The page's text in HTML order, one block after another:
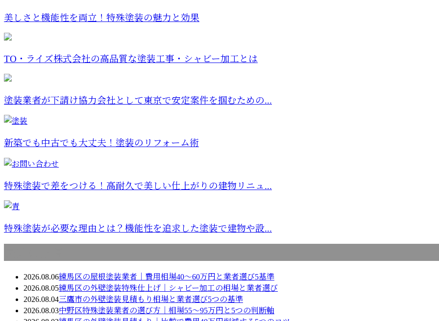
美しさと機能性を両立！特殊塗装の魅力と効果
TO・ライズ株式会社の高品質な塗装工事・シャビー加工とは
塗装業者が下請け協力会社として東京で安定案件を掴むための...
新築でも中古でも大丈夫！塗装のリフォーム術
特殊塗装で差をつける！高耐久で美しい仕上がりの建物リニュ...
特殊塗装が必要な理由とは？機能性を追求した塗装で建物や設...
2026.08.06練馬区の屋根塗装業者｜費用相場40〜60万円と業者選び5基準
2026.08.05練馬区の外壁塗装特殊仕上げ｜シャビー加工の相場と業者選び
2026.08.04三鷹市の外壁塗装見積もり相場と業者選び5つの基準
2026.08.03中野区特殊塗装業者の選び方｜相場55〜95万円と5つの判断軸